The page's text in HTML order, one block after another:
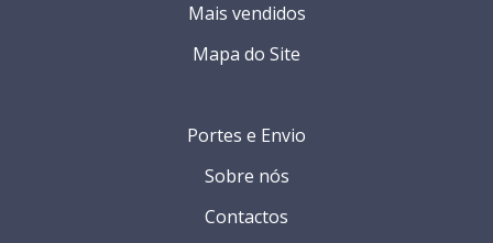
Portes e Envio
Sobre nós
Contactos
Mais vendidos
Mapa do Site